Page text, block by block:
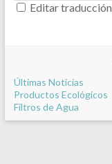
Editar traducción
Últimas Noticias
Productos Ecológicos
Filtros de Agua